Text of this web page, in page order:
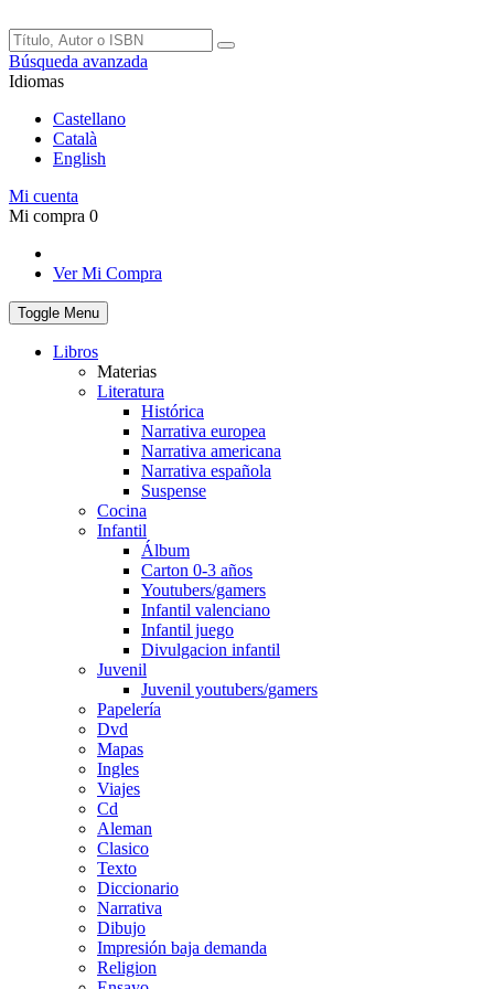
Búsqueda avanzada
Idiomas
Castellano
Català
English
Mi cuenta
Mi compra 0
Ver Mi Compra
Toggle Menu
Libros
Materias
Literatura
Histórica
Narrativa europea
Narrativa americana
Narrativa española
Suspense
Cocina
Infantil
Álbum
Carton 0-3 años
Youtubers/gamers
Infantil valenciano
Infantil juego
Divulgacion infantil
Juvenil
Juvenil youtubers/gamers
Papelería
Dvd
Mapas
Ingles
Viajes
Cd
Aleman
Clasico
Texto
Diccionario
Narrativa
Dibujo
Impresión baja demanda
Religion